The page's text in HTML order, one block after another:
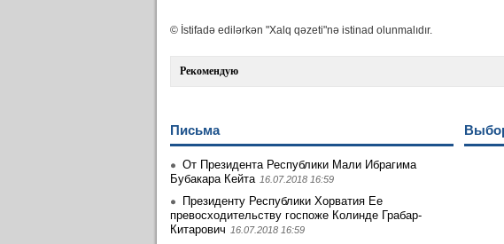
© İstifadə edilərkən "Xalq qəzeti"nə istinad olunmalıdır.
Рекомендую
Письма
От Президента Республики Мали Ибрагима
Бубакара Кейта 16.07.2018 16:59
Президенту Республики Хорватия Ее
превосходительству госпоже Колинде Грабар-
Китарович 16.07.2018 16:59